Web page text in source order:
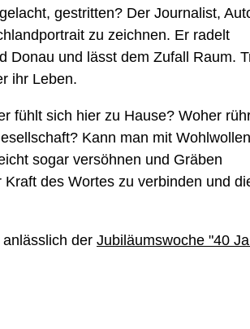
gestritten? Der Journalist,
zu zeichnen. Er radelt
Donau und lässt dem Zufall Raum.
ihr Leben.
fühlt sich hier zu Hause? Woher
Kann man mit Wohlwollen
sogar versöhnen und Gräben
des Wortes zu verbinden und
der Jubiläumswoche "40